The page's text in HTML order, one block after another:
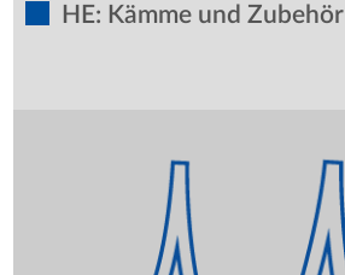
HE: Kämme und Zubehör